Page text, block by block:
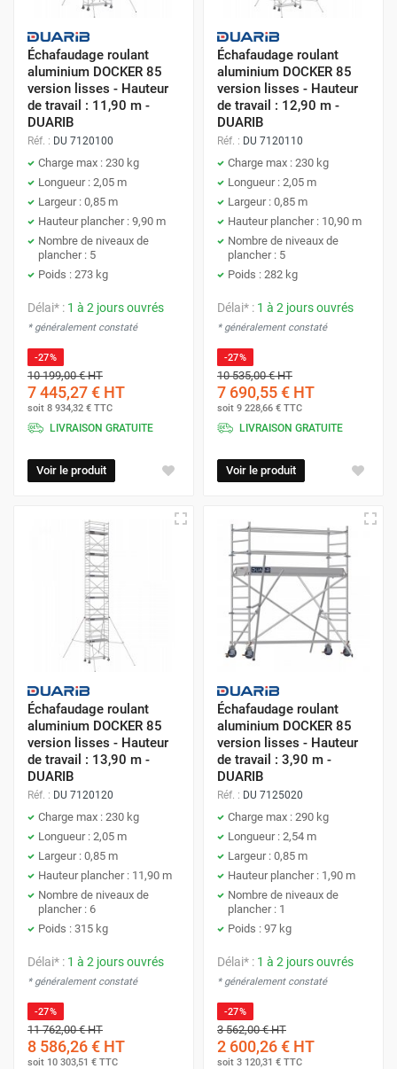
Échafaudage roulant
aluminium DOCKER 85
version lisses - Hauteur
de travail : 11,90 m -
DUARIB
Réf. : DU 7120100
Charge max : 230 kg
Longueur : 2,05 m
Largeur : 0,85 m
Hauteur plancher : 9,90 m
Nombre de niveaux de
plancher : 5
Poids : 273 kg
Délai* : 1 à 2 jours ouvrés
* généralement constaté
-27%
10 199,00 €HT
7 445,27 € HT
soit 8 934,32 € TTC
LIVRAISON GRATUITE
Voir le produit
Échafaudage roulant
aluminium DOCKER 85
version lisses - Hauteur
de travail : 12,90 m -
DUARIB
Réf. : DU 7120110
Charge max : 230 kg
Longueur : 2,05 m
Largeur : 0,85 m
Hauteur plancher : 10,90 m
Nombre de niveaux de
plancher : 5
Poids : 282 kg
Délai* : 1 à 2 jours ouvrés
* généralement constaté
-27%
10 535,00 €HT
7 690,55 € HT
soit 9 228,66 € TTC
LIVRAISON GRATUITE
Voir le produit
Échafaudage roulant
aluminium DOCKER 85
version lisses - Hauteur
de travail : 13,90 m -
DUARIB
Réf. : DU 7120120
Charge max : 230 kg
Longueur : 2,05 m
Largeur : 0,85 m
Hauteur plancher : 11,90 m
Nombre de niveaux de
plancher : 6
Poids : 315 kg
Délai* : 1 à 2 jours ouvrés
* généralement constaté
-27%
11 762,00 €HT
8 586,26 € HT
soit 10 303,51 € TTC
Échafaudage roulant
aluminium DOCKER 85
version lisses - Hauteur
de travail : 3,90 m -
DUARIB
Réf. : DU 7125020
Charge max : 290 kg
Longueur : 2,54 m
Largeur : 0,85 m
Hauteur plancher : 1,90 m
Nombre de niveaux de
plancher : 1
Poids : 97 kg
Délai* : 1 à 2 jours ouvrés
* généralement constaté
-27%
3 562,00 €HT
2 600,26 € HT
soit 3 120,31 € TTC